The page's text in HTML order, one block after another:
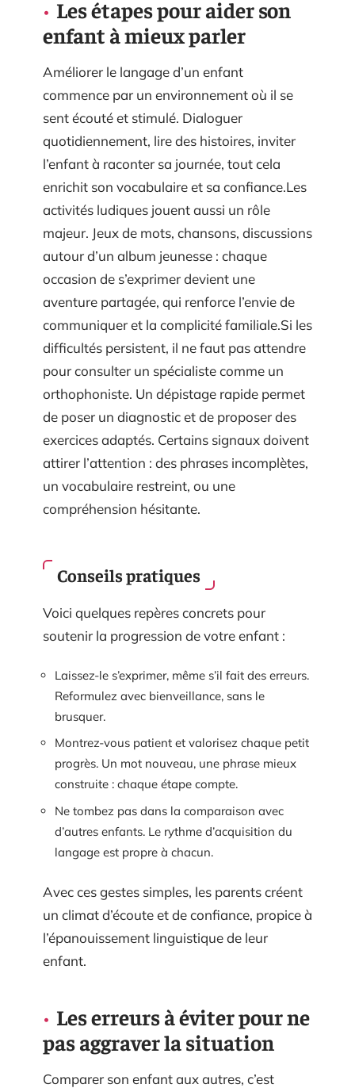
Les étapes pour aider son
enfant à mieux parler
Améliorer le langage d’un enfant
commence par un environnement où il se
sent écouté et stimulé. Dialoguer
quotidiennement, lire des histoires, inviter
l’enfant à raconter sa journée, tout cela
enrichit son vocabulaire et sa confiance.Les
activités ludiques jouent aussi un rôle
majeur. Jeux de mots, chansons, discussions
autour d’un album jeunesse : chaque
occasion de s’exprimer devient une
aventure partagée, qui renforce l’envie de
communiquer et la complicité familiale.Si les
difficultés persistent, il ne faut pas attendre
pour consulter un spécialiste comme un
orthophoniste. Un dépistage rapide permet
de poser un diagnostic et de proposer des
exercices adaptés. Certains signaux doivent
attirer l’attention : des phrases incomplètes,
un vocabulaire restreint, ou une
compréhension hésitante.
Conseils pratiques
Voici quelques repères concrets pour
soutenir la progression de votre enfant :
Laissez-le s’exprimer, même s’il fait des erreurs.
Reformulez avec bienveillance, sans le
brusquer.
Montrez-vous patient et valorisez chaque petit
progrès. Un mot nouveau, une phrase mieux
construite : chaque étape compte.
Ne tombez pas dans la comparaison avec
d’autres enfants. Le rythme d’acquisition du
langage est propre à chacun.
Avec ces gestes simples, les parents créent
un climat d’écoute et de confiance, propice à
l’épanouissement linguistique de leur
enfant.
Les erreurs à éviter pour ne
pas aggraver la situation
Comparer son enfant aux autres, c’est